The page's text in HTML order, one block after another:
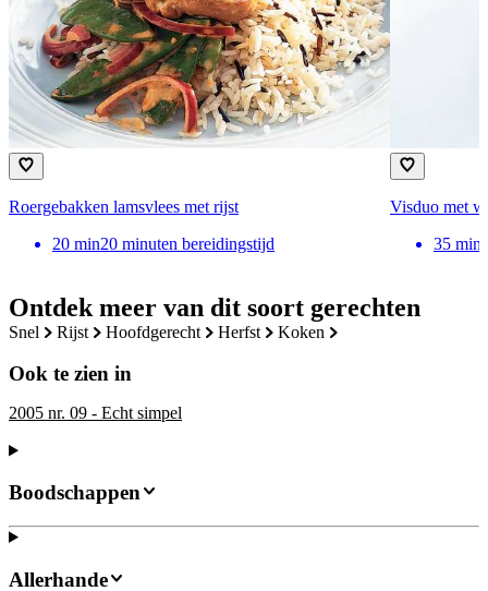
Ontdek meer van dit soort gerechten
snel rijst hoofdgerecht herfst koken
Ook te zien in
2005 nr. 09 - Echt simpel
Roergebakken lamsvlees met rijst
20 min20 minuten bereidingstijd
Visduo met
35 min
Boodschappen
Allerhande